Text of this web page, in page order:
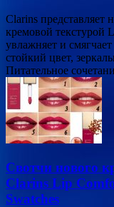
Clarins представляет
кремовой текстурой
увлажняет и
стойкий цвет,
Питательное
Свотчи нового
Clarins Lip
Swatches